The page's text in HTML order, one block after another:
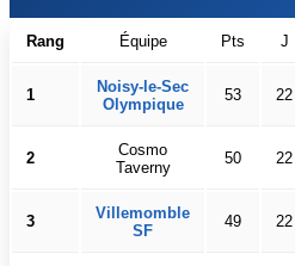
Rang Équipe Pts J
1
Noisy-le-Sec
Olympique
53 22
2
Cosmo
Taverny
50 22
3
Villemomble
SF
49 22